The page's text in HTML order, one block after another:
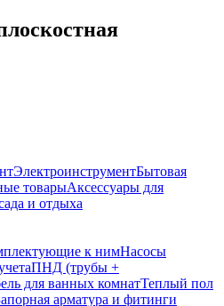
ЭлектроинструментБытовая
товарыАксессуары для
и отдыха
к нимНасосы
ПНД (трубы +
для ванных комнатТеплый пол
арматура и фитинги